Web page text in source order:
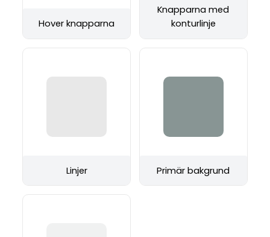
Hover knapparna
Knapparna med
konturlinje
Linjer Primär bakgrund